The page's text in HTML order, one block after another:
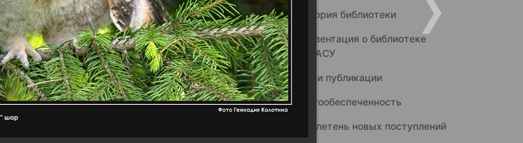
История библиотеки
Презентация о библиотеке
ННГАСУ
Наши публикации
Книгообеспеченность
Бюллетень новых поступлений